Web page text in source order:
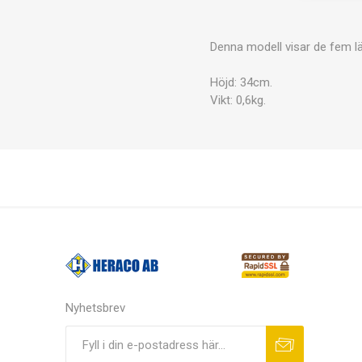
Denna modell visar de fem
Höjd: 34cm.
Vikt: 0,6kg.
Nyhetsbrev